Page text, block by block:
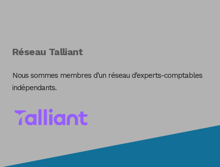
Réseau Talliant
Nous sommes membres d’un réseau d’experts-comptables
indépendants.